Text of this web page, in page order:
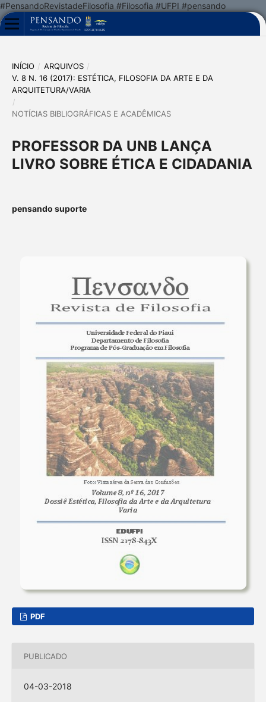
#PensandoRevistadeFilosofia #Filosofia #UFPI #pensando
INÍCIO / ARQUIVOS /
V. 8 N. 16 (2017): ESTÉTICA, FILOSOFIA DA ARTE E DA
ARQUITETURA/VARIA
/
NOTÍCIAS BIBLIOGRÁFICAS E ACADÊMICAS
PROFESSOR DA UNB LANÇA
LIVRO SOBRE ÉTICA E CIDADANIA
pensando suporte
PDF
PUBLICADO
04-03-2018